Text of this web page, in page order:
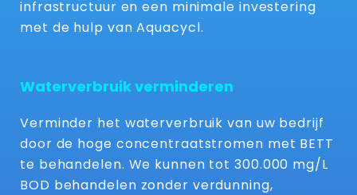
infrastructuur en een minimale investering
met de hulp van Aquacycl.
Waterverbruik verminderen
Verminder het waterverbruik van uw bedrijf
door de hoge concentraatstromen met BETT
te behandelen. We kunnen tot 300.000 mg/L
BOD behandelen zonder verdunning,